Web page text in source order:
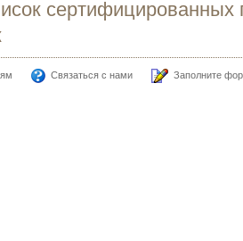
сертифицированных
Связаться с нами Заполните